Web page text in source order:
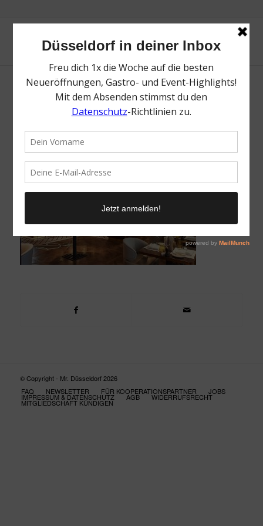
breidenbacher-hof-duesseldorf-the-
© Copyright - Mr. Düsseldorf 2026
FAQ
NEWSLETTER FÜR KOOPERATIONSPARTNER JOBS
IMPRESSUM & DATENSCHUTZ AGB WIDERRUFSRECHT
MITGLIEDSCHAFT KÜNDIGEN